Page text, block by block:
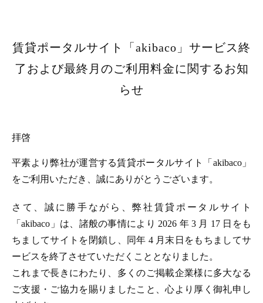
賃貸ポータルサイト「akibaco」サービス終
了および最終月のご利用料金に関するお知
らせ
拝啓
平素より弊社が運営する賃貸ポータルサイト「akibaco」
をご利用いただき、誠にありがとうございます。
さて、誠に勝手ながら、弊社賃貸ポータルサイト
「akibaco」は、諸般の事情により 2026 年 3 月 17 日をも
ちましてサイトを閉鎖し、同年 4 月末日をもちましてサ
ービスを終了させていただくこととなりました。
これまで長きにわたり、多くのご掲載企業様に多大なる
ご支援・ご協力を賜りましたこと、心より厚く御礼申し